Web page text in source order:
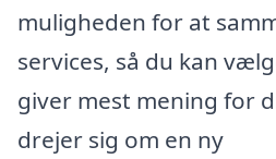
muligheden for at
services, så du kan
giver mest mening for
drejer sig om en ny